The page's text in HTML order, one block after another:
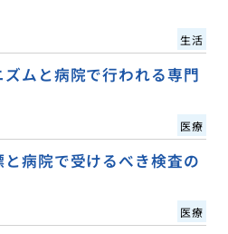
生活
ムと病院で行われる専門
医療
病院で受けるべき検査の
医療